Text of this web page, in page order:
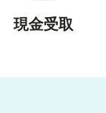
現金受取